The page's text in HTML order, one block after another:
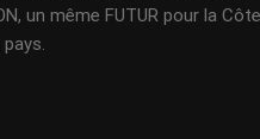
un même FUTUR pour la
pays.